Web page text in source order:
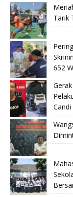
Tarik
652
Candi